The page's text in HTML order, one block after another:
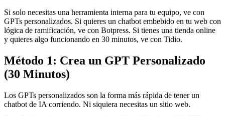
Si solo necesitas una herramienta interna para tu equipo, ve con
GPTs personalizados. Si quieres un chatbot embebido en tu web con
lógica de ramificación, ve con Botpress. Si tienes una tienda online
y quieres algo funcionando en 30 minutos, ve con Tidio.
Método 1: Crea un GPT Personalizado
(30 Minutos)
Los GPTs personalizados son la forma más rápida de tener un
chatbot de IA corriendo. Ni siquiera necesitas un sitio web.